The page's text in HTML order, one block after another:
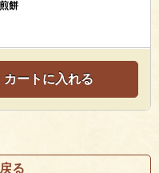
餅
カートに入れる
る